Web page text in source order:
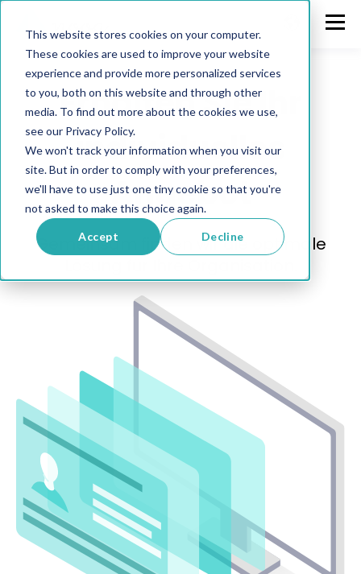
This website stores cookies on your computer.
These cookies are used to improve your website
experience and provide more personalized services
to you, both on this website and through other
media. To find out more about the cookies we use,
see our Privacy Policy.
We won't track your information when you visit our
site. But in order to comply with your preferences,
we'll have to use just one tiny cookie so that you're
not asked to make this choice again.
Accept Decline
Erhalten Sie Ihr
individuelles
Angebot
Gemeinsam finden wir die optimale